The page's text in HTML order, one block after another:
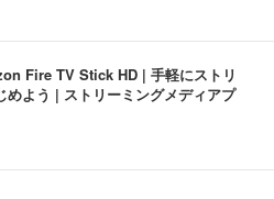
Fire TV Stick HD | 手軽にストリ
めよう | ストリーミングメディアプ